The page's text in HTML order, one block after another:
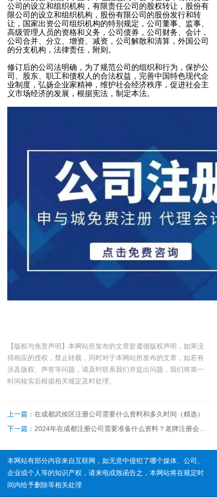
可
证
劳
务
遣
资
器
械
许
可
证
互
标
注
册
商
标
转
让
商
标
无
效
告
版
权
服
务
计
算
机
登
记
音
乐
作
品
登
美
摄
品
登
记
电
作
品
记
工
商
计
成
都
注
册
公
销
许
可
服
务
企
业
知
记
账
网
识
互
们
集
团
介
成
案
例
公司的设立和组织机构，有限责任公司的股权转让，股份有
限公司的设立和组织机构，股份有限公司的股份发行和转
让，国家出资公司组织机构的特别规定，公司董事、监事、
高级管理人员的资格和义务，公司债券，公司财务、会计，
公司合并、分立、增资、减资，公司解散和清算，外国公司
的分支机构，法律责任，附则。
修订后的公司法明确，为了规范公司的组织和行为，保护公
司、股东、职工和债权人的合法权益，完善中国特色现代企
业制度，弘扬企业家精神，维护社会经济秩序，促进社会主
义市场经济的发展，根据宪法，制定本法。
【版权与免责声明】本网站所发布的文章皆遵循版权声明，如果没
得相应的授权，禁止转载，同时对于本网站所发布的文章，如若有
涉及版权、声誉等问题，请及时联系我们并提出问题，我们将第一
时间核实后根据相关规定及时处理。
上一篇： 在成都武侯区注册公司需要什么资料和多久时间（精选）
下一篇： 2024年在成都注册公司需要准备什么资料？老牌注册会计师解答！
本网站有部分内容来自互联网，如无意中侵犯了哪个媒体、公司、
企业或个人等的知识产权，请来电或致函告之，本网站将在规定时
间内给予删除等相关处理